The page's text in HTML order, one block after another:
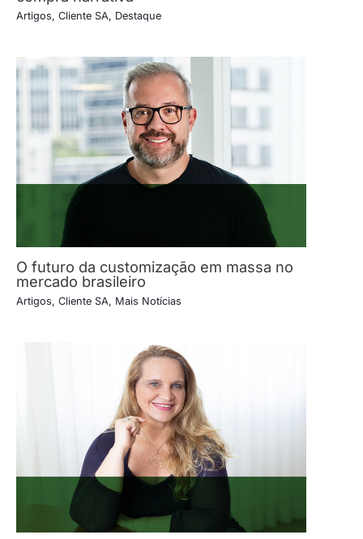
Artigos, Cliente SA, Destaque
O futuro da customização em massa no
mercado brasileiro
Artigos, Cliente SA, Mais Notícias